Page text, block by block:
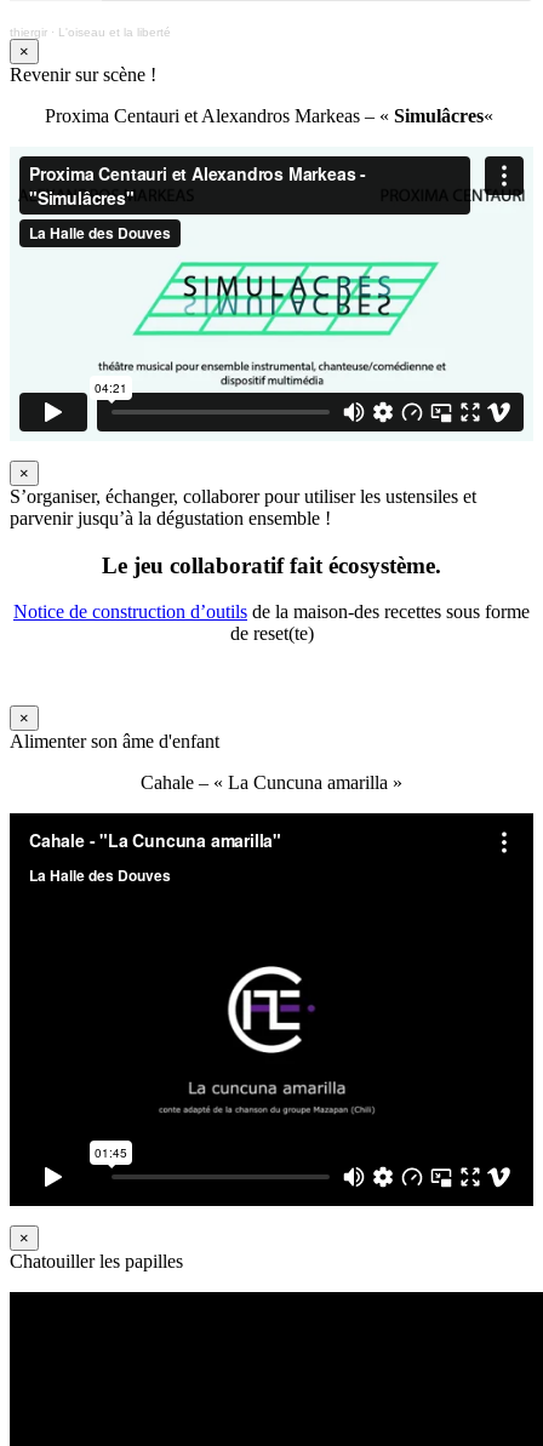
thiergir · L'oiseau et la liberté
×
Revenir sur scène !
Proxima Centauri et Alexandros Markeas – « Simulâcres«
×
S’organiser, échanger, collaborer pour utiliser les ustensiles et
parvenir jusqu’à la dégustation ensemble !
Le jeu collaboratif fait écosystème.
Notice de construction d’outils de la maison-des recettes sous forme
de reset(te)
×
Alimenter son âme d'enfant
Cahale – « La Cuncuna amarilla »
×
Chatouiller les papilles